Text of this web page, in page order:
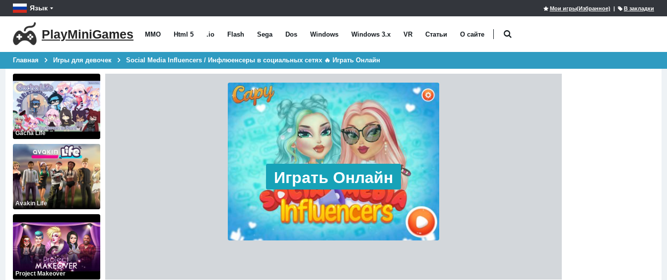
Язык Мои игры(Избранное) | В закладки
PlayMiniGames MMO Html 5 .io Flash Sega Dos Windows Windows 3.x VR Статьи О сайте
Главная Игры для девочек Social Media Influencers / Инфлюенсеры в социальных сетях 🔥 Играть Онлайн
Gacha Life
Avakin Life
Project Makeover
Играть Онлайн